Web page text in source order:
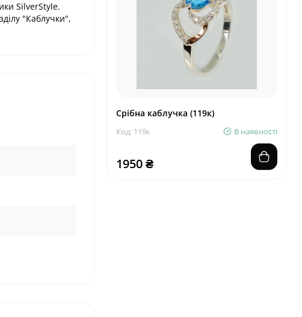
SilverStyle.
"Каблучки",
Срібна каблучка (119к)
Код: 119к В наявності
1950 ₴